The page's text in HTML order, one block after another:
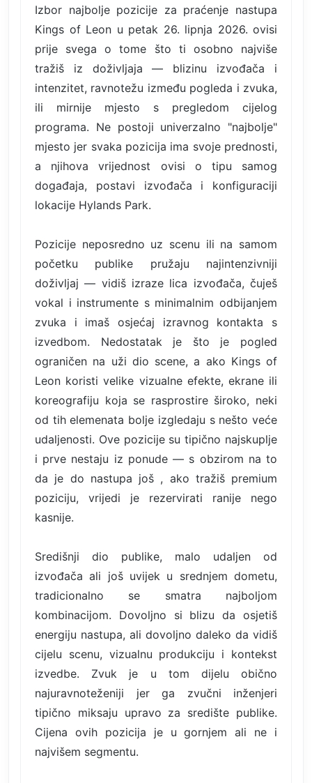
Izbor najbolje pozicije za praćenje nastupa
Kings of Leon u petak 26. lipnja 2026. ovisi
prije svega o tome što ti osobno najviše
tražiš iz doživljaja — blizinu izvođača i
intenzitet, ravnotežu između pogleda i zvuka,
ili mirnije mjesto s pregledom cijelog
programa. Ne postoji univerzalno "najbolje"
mjesto jer svaka pozicija ima svoje prednosti,
a njihova vrijednost ovisi o tipu samog
događaja, postavi izvođača i konfiguraciji
lokacije Hylands Park.
Pozicije neposredno uz scenu ili na samom
početku publike pružaju najintenzivniji
doživljaj — vidiš izraze lica izvođača, čuješ
vokal i instrumente s minimalnim odbijanjem
zvuka i imaš osjećaj izravnog kontakta s
izvedbom. Nedostatak je što je pogled
ograničen na uži dio scene, a ako Kings of
Leon koristi velike vizualne efekte, ekrane ili
koreografiju koja se rasprostire široko, neki
od tih elemenata bolje izgledaju s nešto veće
udaljenosti. Ove pozicije su tipično najskuplje
i prve nestaju iz ponude — s obzirom na to
da je do nastupa još , ako tražiš premium
poziciju, vrijedi je rezervirati ranije nego
kasnije.
Središnji dio publike, malo udaljen od
izvođača ali još uvijek u srednjem dometu,
tradicionalno se smatra najboljom
kombinacijom. Dovoljno si blizu da osjetiš
energiju nastupa, ali dovoljno daleko da vidiš
cijelu scenu, vizualnu produkciju i kontekst
izvedbe. Zvuk je u tom dijelu obično
najuravnoteženiji jer ga zvučni inženjeri
tipično miksaju upravo za središte publike.
Cijena ovih pozicija je u gornjem ali ne i
najvišem segmentu.